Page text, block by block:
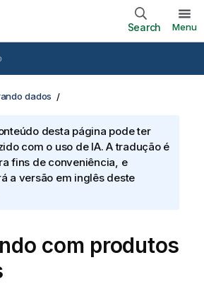
Search Menu
dados
desta página pode ter
com o uso de IA. A tradução é
fins de conveniência, e
a versão em inglês deste
com produtos